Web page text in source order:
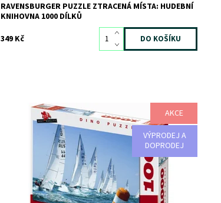
RAVENSBURGER PUZZLE ZTRACENÁ MÍSTA: HUDEBNÍ
KNIHOVNA 1000 DÍLKŮ
349 Kč
AKCE
VÝPRODEJ A
DOPRODEJ
Dostupnost: Skladem>3
2432
DINO